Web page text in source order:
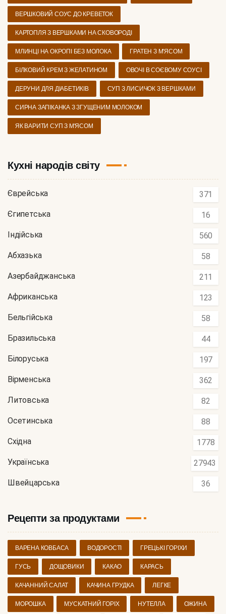
ВЕРШКОВИЙ СОУС ДО КРЕВЕТОК
КАРТОПЛЯ З ВЕРШКАМИ НА СКОВОРОДІ
МЛИНЦІ НА ОКРОПІ БЕЗ МОЛОКА ГРАТЕН З М'ЯСОМ
БІЛКОВИЙ КРЕМ З ЖЕЛАТИНОМ ОВОЧІ В СОЄВОМУ СОУСІ
ДЕРУНИ ДЛЯ ДІАБЕТИКІВ СУП З ЛИСИЧОК З ВЕРШКАМИ
СИРНА ЗАПІКАНКА З ЗГУЩЕНИМ МОЛОКОМ
ЯК ВАРИТИ СУП З М'ЯСОМ
Кухні народів світу
Єврейська 371
Єгипетська 16
Індійська 560
Абхазька 58
Азербайджанська 211
Африканська 123
Бельгійська 58
Бразильська 44
Білоруська 197
Вірменська 362
Литовська 82
Осетинська 88
Східна 1778
Українська 27943
Швейцарська 36
Рецепти за продуктами
ВАРЕНА КОВБАСА ВОДОРОСТІ ГРЕЦЬКІ ГОРІХИ
ГУСЬ ДОЩОВИКИ КАКАО КАРАСЬ
КАЧАННИЙ САЛАТ КАЧИНА ГРУДКА ЛЕГКЕ
МОРОШКА МУСКАТНИЙ ГОРІХ НУТЕЛЛА ОЖИНА